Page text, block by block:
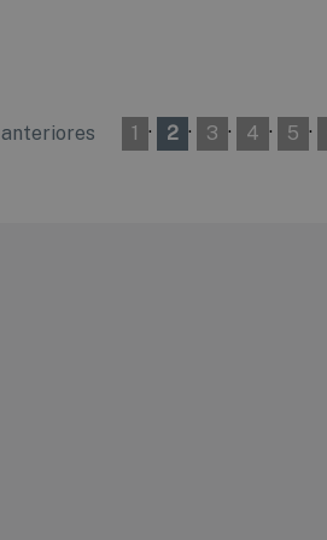
anteriores 1 · 2 · 3 · 4 · 5 ·